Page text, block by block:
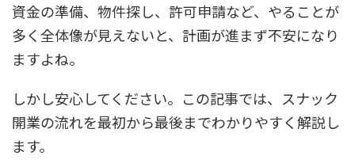
資金の準備、物件探し、許可申請など、やることが
多く全体像が見えないと、計画が進まず不安になり
ますよね。
しかし安心してください。この記事では、スナック
開業の流れを最初から最後までわかりやすく解説し
ます。